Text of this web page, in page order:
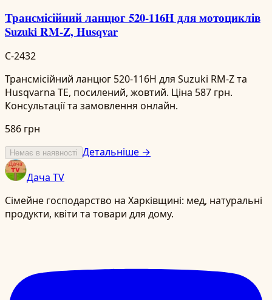
Трансмісійний ланцюг 520-116H для мотоциклів
Suzuki RM-Z, Husqvar
C-2432
Трансмісійний ланцюг 520-116H для Suzuki RM-Z та
Husqvarna TE, посилений, жовтий. Ціна 587 грн.
Консультації та замовлення онлайн.
586 грн
Немає в наявності Детальніше →
Дача TV
Сімейне господарство на Харківщині: мед, натуральні
продукти, квіти та товари для дому.